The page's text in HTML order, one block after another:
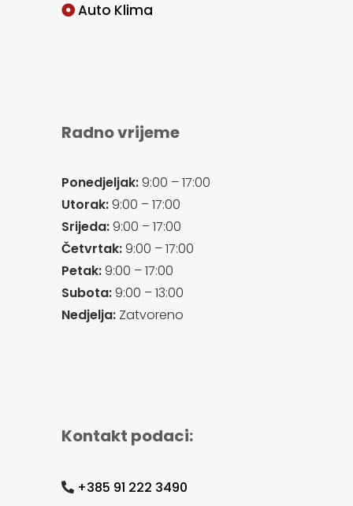
Auto Klima
Radno vrijeme
Ponedjeljak:9:00 – 17:00
Utorak:9:00 – 17:00
Srijeda:9:00 – 17:00
Četvrtak:9:00 – 17:00
Petak:9:00 – 17:00
Subota:9:00 – 13:00
Nedjelja:Zatvoreno
Kontakt podaci:
+385 91 222 3490